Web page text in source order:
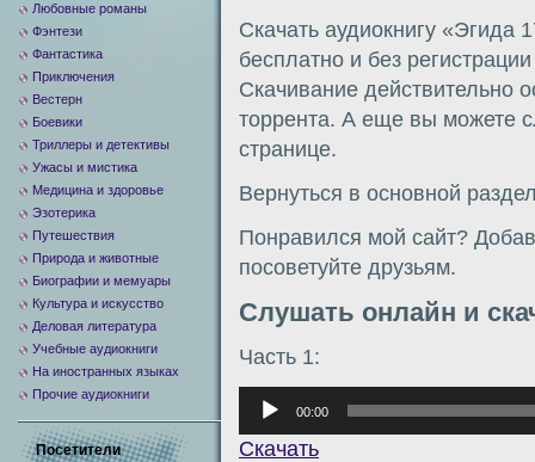
Скачать аудиокнигу «Эгида
бесплатно и без
Скачивание действительно
торрента. А еще вы можете
странице.
Вернуться в основной
Понравился мой сайт?
посоветуйте друзьям.
Слушать онлайн и
Часть 1:
Аудиоплеер
00:00
Скачать
Любовные романы
Фэнтези
Фантастика
Приключения
Вестерн
Боевики
Триллеры и детективы
Ужасы и мистика
Медицина и здоровье
Эзотерика
Путешествия
Природа и животные
Биографии и мемуары
Культура и искусство
Деловая литература
Учебные аудиокниги
На иностранных языках
Прочие аудиокниги
Посетители